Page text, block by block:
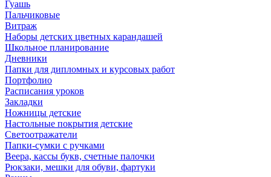
Гуашь
Пальчиковые
Витраж
Наборы детских цветных карандашей
Школьное планирование
Дневники
Папки для дипломных и курсовых работ
Портфолио
Расписания уроков
Закладки
Ножницы детские
Настольные покрытия детские
Светоотражатели
Папки-сумки с ручками
Веера, кассы букв, счетные палочки
Рюкзаки, мешки для обуви, фартуки